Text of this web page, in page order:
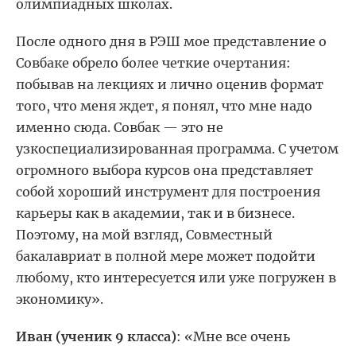
олимпиадных школах.
После одного дня в РЭШ мое представление о
Совбаке обрело более четкие очертания:
побывав на лекциях и лично оценив формат
того, что меня ждет, я понял, что мне надо
именно сюда. Совбак — это не
узкоспециализированная программа. С учетом
огромного выбора курсов она представляет
собой хороший инструмент для построения
карьеры как в академии, так и в бизнесе.
Поэтому, на мой взгляд, Совместный
бакалавриат в полной мере может подойти
любому, кто интересуется или уже погружен в
экономику».
Иван (ученик 9 класса): «Мне все очень